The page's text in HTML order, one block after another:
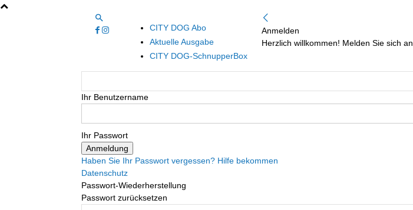
CITY DOG Abo
Aktuelle Ausgabe
CITY DOG-SchnupperBox
Anmelden
Herzlich willkommen! Melden Sie sich an
Ihr Benutzername
Ihr Passwort
Haben Sie Ihr Passwort vergessen? Hilfe bekommen
Datenschutz
Passwort-Wiederherstellung
Passwort zurücksetzen